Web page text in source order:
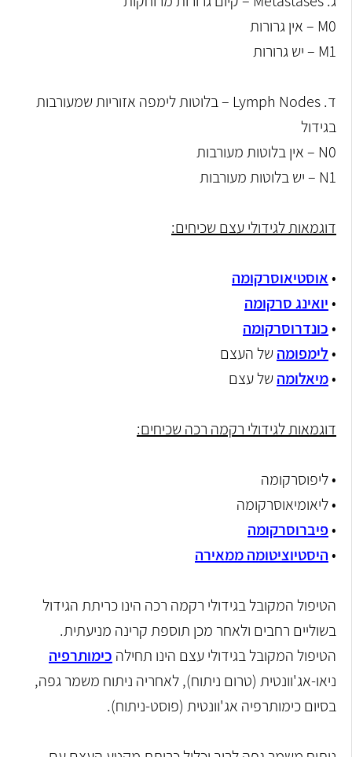
M0 – אין גרורות
M1 – יש גרורות
ד. Lymph Nodes – בלוטות לימפה אזוריות שמעורבות
בגידול
N0 – אין בלוטות מעורבות
N1 – יש בלוטות מעורבות
דוגמאות לגידולי עצם שכיחים:
•אוסטיאוסרקומה
•יואינג סרקומה
•כונדרוסרקומה
•לימפומה של העצם
•מיאלומה של עצם
דוגמאות לגידולי רקמה רכה שכיחים:
• ליפוסרקומה
• ליאומיאוסרקומה
•פיברוסרקומה
•היסטיוציטומה ממאירה
הטיפול המקובל בגידולי רקמה רכה הינו כריתת הגידול
בשוליים רחבים ולאחר מכן תוספת קרינה מניעתית.
הטיפול המקובל בגידולי עצם הינו תחילה כימותרפיה
ניאו-אג'וונטית (טרום ניתוח), לאחריה ניתוח משמר גפה,
בסיום כימותרפיה אג'וונטית (פוסט-ניתוח).